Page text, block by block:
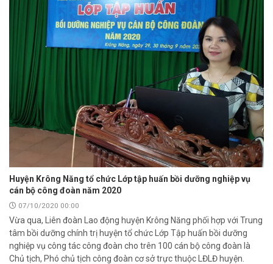
Huyện Krông Năng tổ chức Lớp tập huấn bồi dưỡng nghiệp vụ
cán bộ công đoàn năm 2020
07/10/2020 00:00
Vừa qua, Liên đoàn Lao động huyện Krông Năng phối hợp với Trung
tâm bồi dưỡng chính trị huyện tổ chức Lớp Tập huấn bồi dưỡng
nghiệp vụ công tác công đoàn cho trên 100 cán bộ công đoàn là
Chủ tịch, Phó chủ tịch công đoàn cơ sở trực thuộc LĐLĐ huyện.